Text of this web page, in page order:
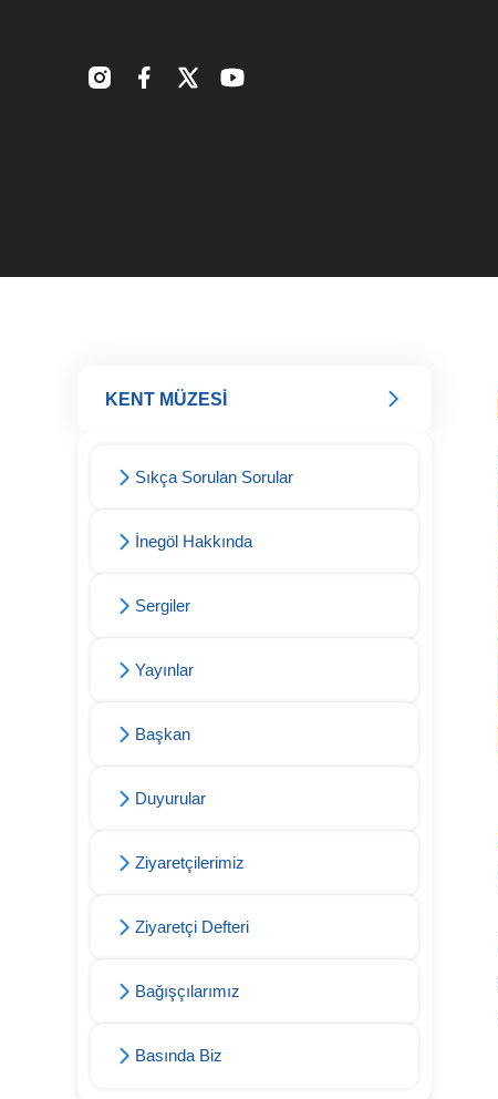
KENT MÜZESİ
Sıkça Sorulan Sorular
İnegöl Hakkında
Sergiler
Yayınlar
Başkan
Duyurular
Ziyaretçilerimiz
Ziyaretçi Defteri
Bağışçılarımız
Basında Biz